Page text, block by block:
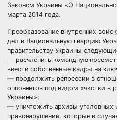
Законом Украины «О
марта 2014 года.
Преобразование внутренних
дел в Национальную гвардию
правительству Украины
— расчленить командную
ввести собственные кадры на
— продолжить репрессии в
оппонентов под видом «чистки в
Украины»;
— уничтожить архивы уголовных
правонарушений, которые в